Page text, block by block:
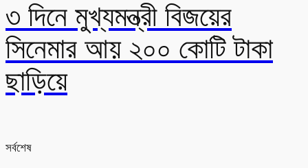
৩ দিনে মুখ্যমন্ত্রী বিজয়ের
সিনেমার আয় ২০০ কোটি টাকা
ছাড়িয়ে
সর্বশেষ